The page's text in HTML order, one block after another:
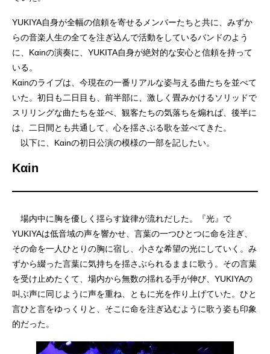
YUKIYA自身が全幅の信頼を寄せるメンバーたちと共に、みずか
らの音楽人生の全てを注ぎ込んで活動をしているバンドのよう
に、Kαinの演奏に、YUKITA自身が絶対的な安心と信頼を持って
いる。
Kαinのライブは、今現在の一番リアルな姿与える曲たちを並べて
いた。初日も二日目も、前半部に、激しく畳みかけるソリッドで
スリリングな曲たちを並べ、観客たちの気落ちを煽れば、後半に
は、二日間とも共通して、心を揺さぶる歌を並べてきた。
以下に、Kαinの初日公演の模様の一部を記したい。
Kαin
場内中に胸を優しく揺らす旋律が流れだした。『光』で
YUKIYAは低音域の声を響かせ、言葉の一つひとつに命を注ぎ、
その命を一人ひとりの胸に宿し、小さな希望の光にしていく。み
ずから綴った言葉に気持ちを揺さぶられるままに歌う。その言葉
を受け止めたくて、場内から無数の揺れる手が伸び、YUKIYAの
叫ぶ声に同じように声を重ね、ともに光を作り上げていた。ひと
言ひと言をゆっくりと、そこに命を注ぎ込むように歌う姿も印象
的だった。